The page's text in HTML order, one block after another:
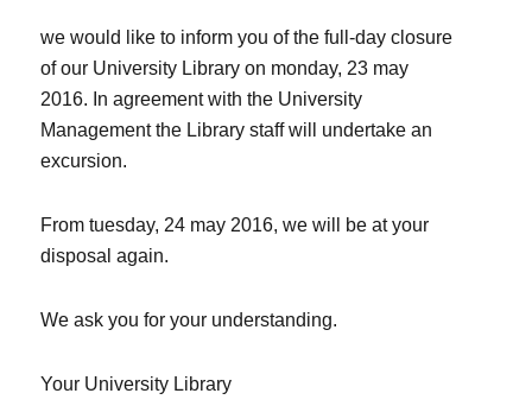
we would like to inform you of the full-day closure
of our University Library on monday, 23 may
2016. In agreement with the University
Management the Library staff will undertake an
excursion.
From tuesday, 24 may 2016, we will be at your
disposal again.
We ask you for your understanding.
Your University Library